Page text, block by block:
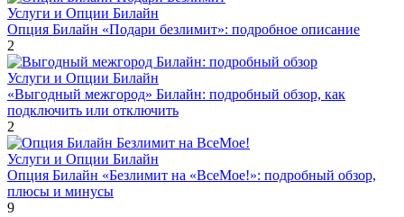
Услуги и Опции Билайн
Опция Билайн «Подари безлимит»: подробное описание
2
Услуги и Опции Билайн
«Выгодный межгород» Билайн: подробный обзор, как
подключить или отключить
2
Услуги и Опции Билайн
Опция Билайн «Безлимит на «ВсеМое!»: подробный обзор,
плюсы и минусы
9